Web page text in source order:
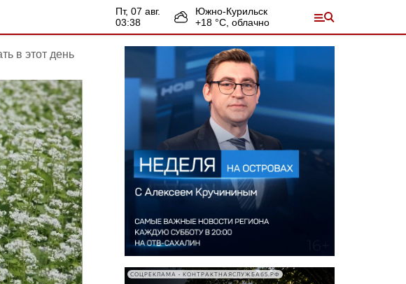
пт, 07 авг.
03:38
Южно-Курильск
+18 °С, облачно
в этот день
СОЦРЕКЛАМА • КОНТРАКТНАЯСЛУЖБА65.РФ